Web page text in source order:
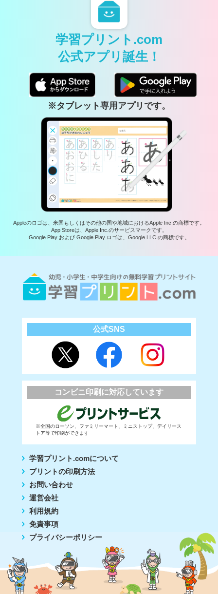
学習プリント.com
公式アプリ誕生！
※タブレット専用アプリです。
Appleのロゴは、米国もしくはその他の国や地域におけるApple Inc.の商標です。
App Storeは、Apple Inc.のサービスマークです。
Google Play および Google Play ロゴは、Google LLC の商標です。
公式SNS
コンビニ印刷に対応しています
※全国のローソン、ファミリーマート、ミニストップ、デイリース
トア等で印刷ができます
学習プリント.comについて
プリントの印刷方法
お問い合わせ
運営会社
利用規約
免責事項
プライバシーポリシー